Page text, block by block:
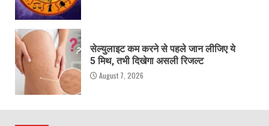
सेल्युलाइट कम करने से पहले जान लीजिए ये
5 मिथ, तभी दिखेगा असली रिजल्ट
August 7, 2026